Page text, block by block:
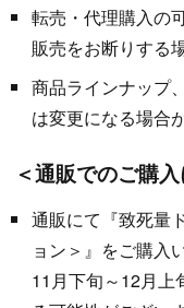
転売・代理購入の
販売をお断りする
商品ラインナップ
は変更になる場合
＜通販でのご購
通販にて『致死量
ョン＞』をご購入
11月下旬～12月上